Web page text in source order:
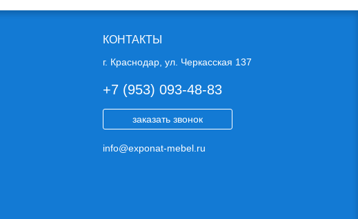
КОНТАКТЫ
г. Краснодар, ул. Черкасская 137
+7 (953) 093-48-83
заказать звонок
info@exponat-mebel.ru